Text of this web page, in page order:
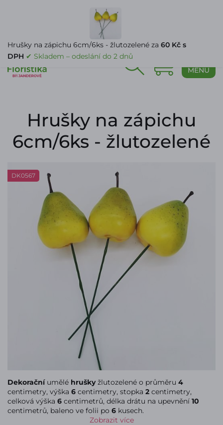
MENU
Hrušky na zápichu
6cm/6ks - žlutozelené
DK0567
Dekoračníumělé hruškyžlutozelené o průměru 4
centimetry, výška 6 centimetry, stopka 2 centimetry,
celková výška 6 centimetrů, délka drátu na upevnění 10
centimetrů, baleno ve folii po 6 kusech.
Zobrazit více
Hrušky na zápichu 6cm/6ks - žlutozelené za 60 Kč s
DPH ✔ Skladem – odeslání do 2 dnů